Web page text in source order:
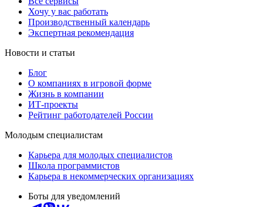
Хочу у вас работать
Производственный календарь
Экспертная рекомендация
Новости и статьи
Блог
О компаниях в игровой форме
Жизнь в компании
ИТ-проекты
Рейтинг работодателей России
Молодым специалистам
Карьера для молодых специалистов
Школа программистов
Карьера в некоммерческих организациях
Боты для уведомлений